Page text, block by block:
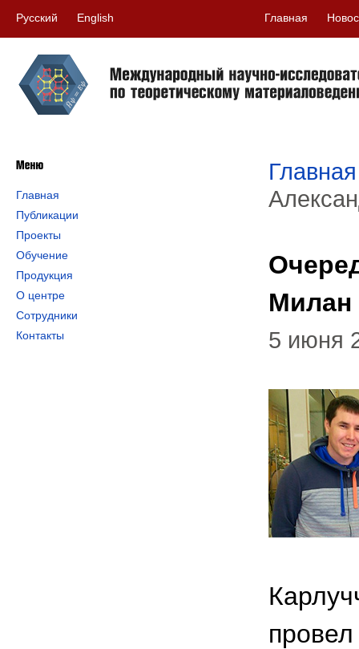
Русский English Главная
Главная
Публикации
Проекты
Обучение
Продукция
О центре
Сотрудники
Контакты
Главная
Милан
5 июня